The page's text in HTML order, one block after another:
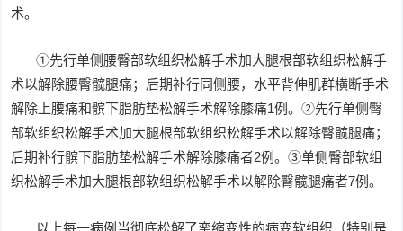
术。
①先行单侧腰臀部软组织松解手术加大腿根部软组织松解手
术以解除腰臀髋腿痛；后期补行同侧腰，水平背伸肌群横断手术
解除上腰痛和髌下脂肪垫松解手术解除膝痛1例。②先行单侧臀
部软组织松解手术加大腿根部软组织松解手术以解除臀髋腿痛；
后期补行髌下脂肪垫松解手术解除膝痛者2例。③单侧臀部软组
织松解手术加大腿根部软组织松解手术以解除臀髋腿痛者7例。
以上每一病例当彻底松解了挛缩变性的病变软组织（特别是